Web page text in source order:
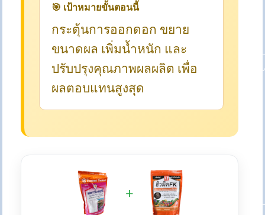
🎯 เป้าหมายขั้นตอนนี้
กระตุ้นการออกดอก ขยาย
ขนาดผล เพิ่มน้ำหนัก และ
ปรับปรุงคุณภาพผลผลิต เพื่อ
ผลตอบแทนสูงสุด
+